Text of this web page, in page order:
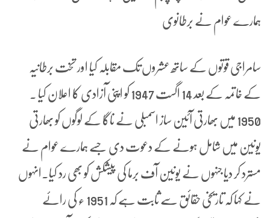
ہمارے عوام نے برطانوی
سامراجی قوتوں کے ساتھ عشروں تک مقابلہ کیا اور تخت برطانیہ
کے خاتمہ کے بعد 14 اگست 1947 کو اپنی آزادی کا اعلان کیا ۔
1950 میں بھارتی آئین ساز اسمبلی نے ناگا کے لوگوں کو بھارتی
یونین میں شامل ہونے کے دعوت دی جسے ہمارے عوام نے
مسترد کر دیا جنہوں نے یونین آف برما کی پیشکش کو بھی رد کیا۔انہوں
نے کہا کہ تاریخی حقائق سے ثابت ہے کہ 1951 ء کی رائے